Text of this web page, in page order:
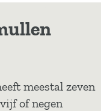
meestal zeven
of negen